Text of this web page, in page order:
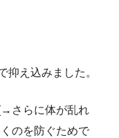
抑え込みました。
さらに体が乱れ
のを防ぐためで